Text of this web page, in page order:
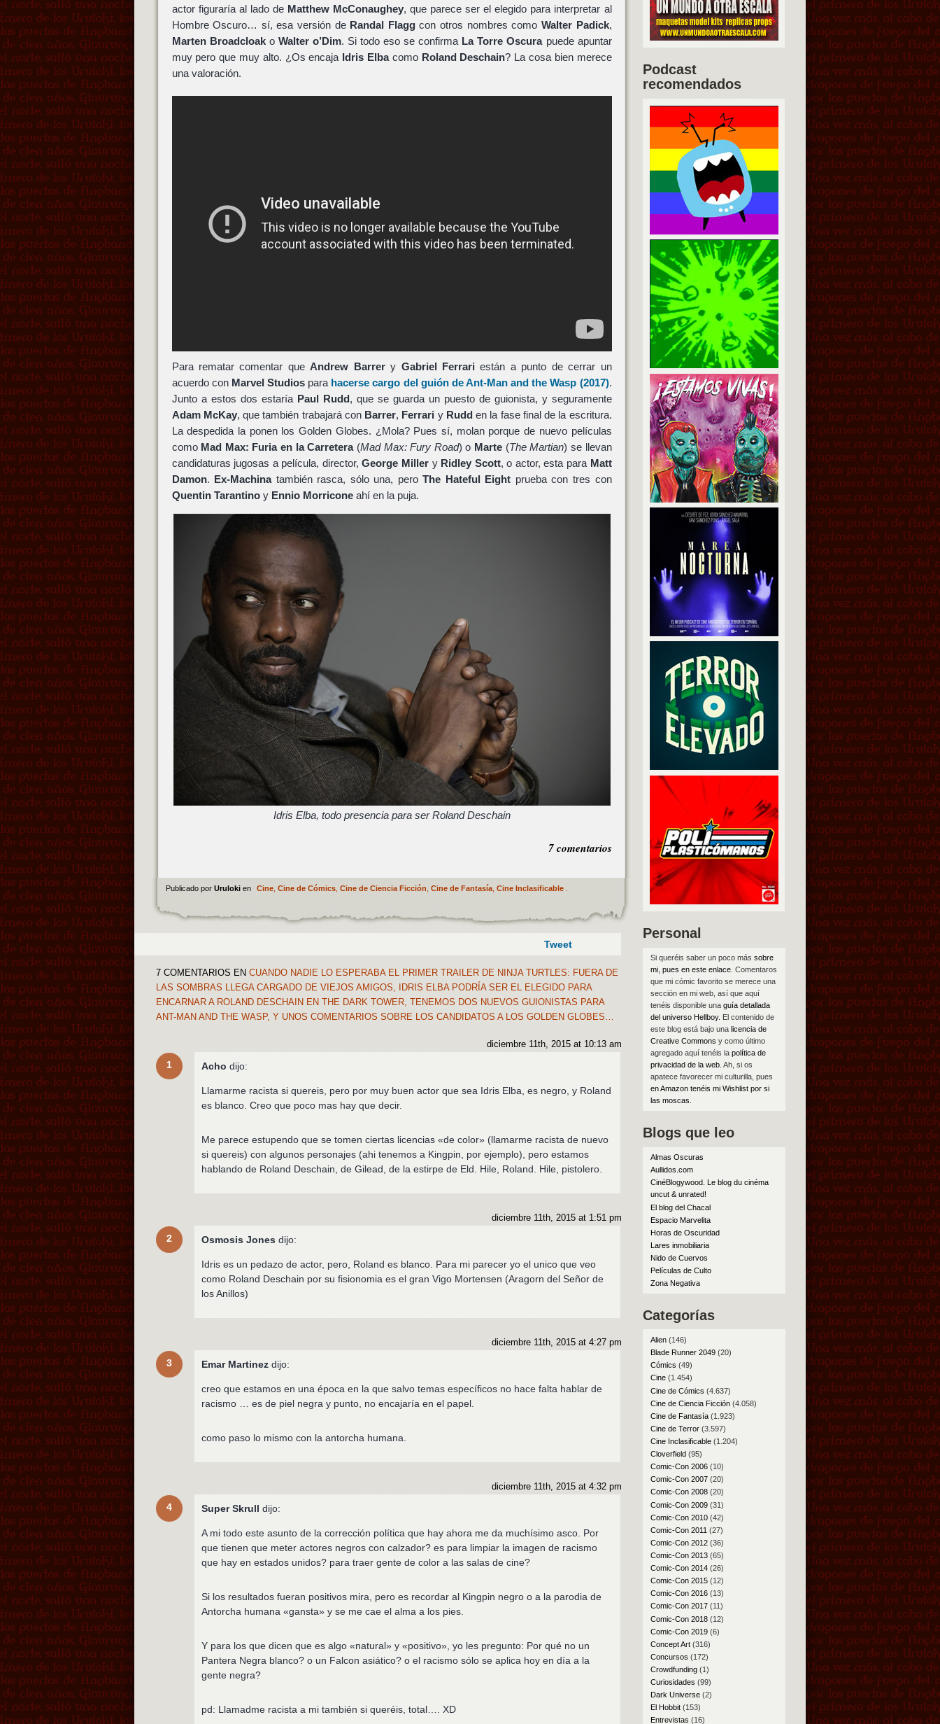
actor figuraría al lado de Matthew McConaughey, que parece ser el elegido para interpretar al
Hombre Oscuro… sí, esa versión de Randal Flaggcon otros nombres como Walter Padick,
Marten Broadcloako Walter o’Dim. Si todo eso se confirma La Torre Oscurapuede apuntar
muy pero que muy alto. ¿Os encaja Idris Elbacomo Roland Deschain? La cosa bien merece
una valoración.
Para rematar comentar queAndrew Barrery Gabriel Ferrari están a punto de cerrar un
acuerdo con Marvel Studiospara hacerse cargo del guión deAnt-Man and the Wasp (2017).
Junto a estos dos estaría Paul Rudd, que se guarda un puesto de guionista, y seguramente
Adam McKay, que también trabajará con Barrer, Ferrari y Rudden la fase final de la escritura.
La despedida la ponen los Golden Globes. ¿Mola? Pues sí, molan porque de nuevo películas
como Mad Max: Furia en la Carretera(Mad Max: Fury Road) o Marte (The Martian) se llevan
candidaturas jugosas a película, director,George Millery Ridley Scott, o actor, esta para Matt
Damon. Ex-Machinatambién rasca, sólo una, peroThe Hateful Eight prueba con tres con
Quentin Tarantinoy Ennio Morriconeahí en la puja.
Idris Elba, todo presencia para ser Roland Deschain
7 comentarios
Publicado por Uruloki en Cine, Cine de Cómics, Cine de Ciencia Ficción Cine de Fantasía, Cine Inclasificable.
Tweet
7 COMENTARIOS EN CUANDO NADIE LO ESPERABA EL PRIMER TRAILER DE NINJA TURTLES: FUERA DE
LAS SOMBRAS LLEGA CARGADO DE VIEJOS AMIGOS, IDRIS ELBA PODRÍA SER EL ELEGIDO PARA
ENCARNAR A ROLAND DESCHAIN EN THE DARK TOWER, TENEMOS DOS NUEVOS GUIONISTAS PARA
ANT-MAN AND THE WASP, Y UNOS COMENTARIOS SOBRE LOS CANDIDATOS A LOS GOLDEN GLOBES…
1
diciembre 11th, 2015 at 10:13 am
Acho dijo:
Llamarme racista si quereis, pero por muy buen actor que sea Idris Elba, es negro, y Roland
es blanco. Creo que poco mas hay que decir.
Me parece estupendo que se tomen ciertas licencias «de color» (llamarme racista de nuevo
si quereis) con algunos personajes (ahi tenemos a Kingpin, por ejemplo), pero estamos
hablando de Roland Deschain, de Gilead, de la estirpe de Eld. Hile, Roland. Hile, pistolero.
2
diciembre 11th, 2015 at 1:51 pm
Osmosis Jones dijo:
Idris es un pedazo de actor, pero, Roland es blanco. Para mi parecer yo el unico que veo
como Roland Deschain por su fisionomia es el gran Vigo Mortensen (Aragorn del Señor de
los Anillos)
3
diciembre 11th, 2015 at 4:27 pm
Emar Martinez dijo:
creo que estamos en una época en la que salvo temas específicos no hace falta hablar de
racismo … es de piel negra y punto, no encajaría en el papel.
como paso lo mismo con la antorcha humana.
4
diciembre 11th, 2015 at 4:32 pm
Super Skrull dijo:
A mi todo este asunto de la corrección política que hay ahora me da muchísimo asco. Por
que tienen que meter actores negros con calzador? es para limpiar la imagen de racismo
que hay en estados unidos? para traer gente de color a las salas de cine?
Si los resultados fueran positivos mira, pero es recordar al Kingpin negro o a la parodia de
Antorcha humana «gansta» y se me cae el alma a los pies.
Y para los que dicen que es algo «natural» y «positivo», yo les pregunto: Por qué no un
Pantera Negra blanco? o un Falcon asiático? o el racismo sólo se aplica hoy en día a la
gente negra?
pd: Llamadme racista a mi también si queréis, total…. XD
Podcast
recomendados
Personal
Si queréis saber un poco más sobre
mi, pues en este enlace. Comentaros
que mi cómic favorito se merece una
sección en mi web, así que aquí
tenéis disponible una guía detallada
del universo Hellboy. El contenido de
este blog está bajo una licencia de
Creative Commons y como último
agregado aquí tenéis la política de
privacidad de la web. Ah, si os
apatece favorecer mi culturilla, pues
en Amazon tenéis mi Wishlist por si
las moscas
Blogs que leo
Almas Oscuras
Aullidos.com
CinéBlogywood. Le blog du cinéma
uncut & unrated!
El blog del Chacal
Espacio Marvelita
Horas de Oscuridad
Lares inmobiliaria
Nido de Cuervos
Películas de Culto
Zona Negativa
Categorías
Alien(146)
Blade Runner 2049(20)
Cómics (49)
Cine(1.454)
Cine de Cómics (4.637)
Cine de Ciencia Ficción(4.058)
Cine de Fantasía(1.923)
Cine de Terror(3.597)
Cine Inclasificable(1.204)
Cloverfield(95)
Comic-Con 2006(10)
Comic-Con 2007(20)
Comic-Con 2008(20)
Comic-Con 2009(31)
Comic-Con 2010(42)
Comic-Con 2011 (27)
Comic-Con 2012(36)
Comic-Con 2013(65)
Comic-Con 2014(26)
Comic-Con 2015(12)
Comic-Con 2016(13)
Comic-Con 2017(11)
Comic-Con 2018(12)
Comic-Con 2019(6)
Concept Art(316)
Concursos (172)
Crowdfunding(1)
Curiosidades (99)
Dark Universe(2)
El Hobbit(153)
Entrevistas (16)